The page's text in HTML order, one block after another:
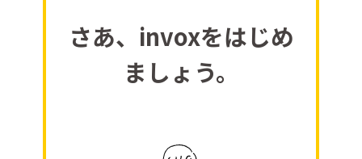
さあ、invoxをはじめ
ましょう。